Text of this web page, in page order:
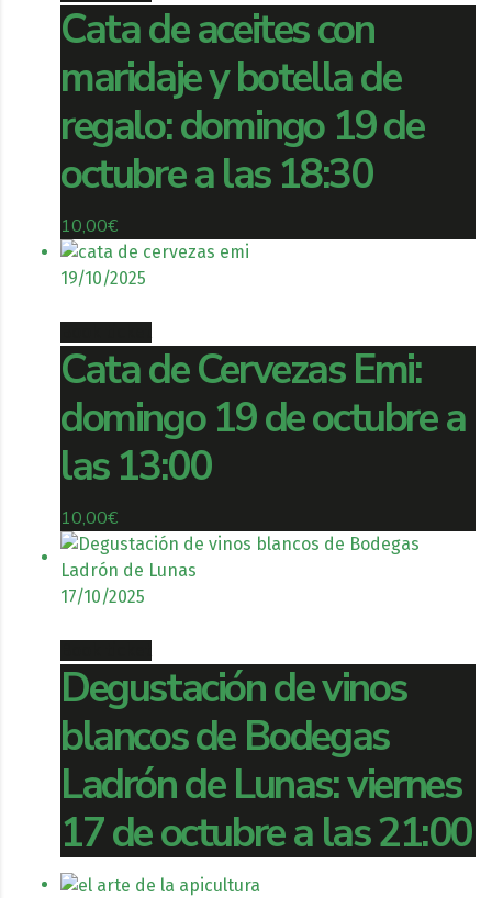
Cata de aceites con
maridaje y botella de
regalo: domingo 19 de
octubre a las 18:30
10,00€
19/10/2025
Cata de Cervezas Emi:
domingo 19 de octubre a
las 13:00
10,00€
17/10/2025
Degustación de vinos
blancos de Bodegas
Ladrón de Lunas: viernes
17 de octubre a las 21:00